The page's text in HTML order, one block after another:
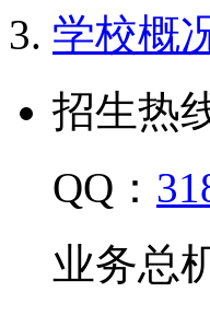
学校概
招生热
QQ：
业务总